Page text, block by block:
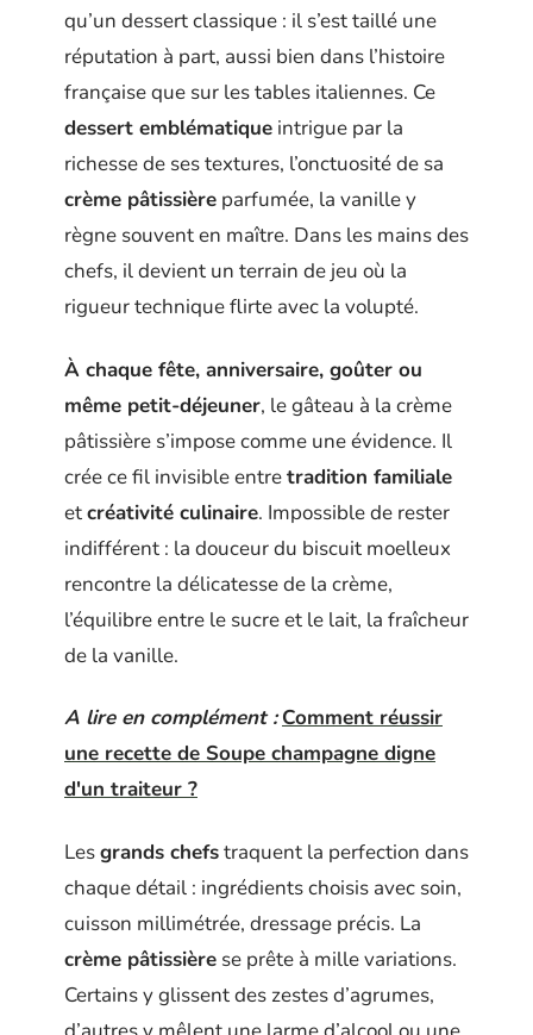
qu’un dessert classique : il s’est taillé une
réputation à part, aussi bien dans l’histoire
française que sur les tables italiennes. Ce
dessert emblématique intrigue par la
richesse de ses textures, l’onctuosité de sa
crème pâtissière parfumée, la vanille y
règne souvent en maître. Dans les mains des
chefs, il devient un terrain de jeu où la
rigueur technique flirte avec la volupté.
À chaque fête, anniversaire, goûter ou
même petit-déjeuner, le gâteau à la crème
pâtissière s’impose comme une évidence. Il
crée ce fil invisible entretradition familiale
etcréativité culinaire. Impossible de rester
indifférent : la douceur du biscuit moelleux
rencontre la délicatesse de la crème,
l’équilibre entre le sucre et le lait, la fraîcheur
de la vanille.
A lire en complément : Comment réussir
une recette de Soupe champagne digne
d'un traiteur ?
Lesgrands chefstraquent la perfection dans
chaque détail : ingrédients choisis avec soin,
cuisson millimétrée, dressage précis. La
crème pâtissière se prête à mille variations.
Certains y glissent des zestes d’agrumes,